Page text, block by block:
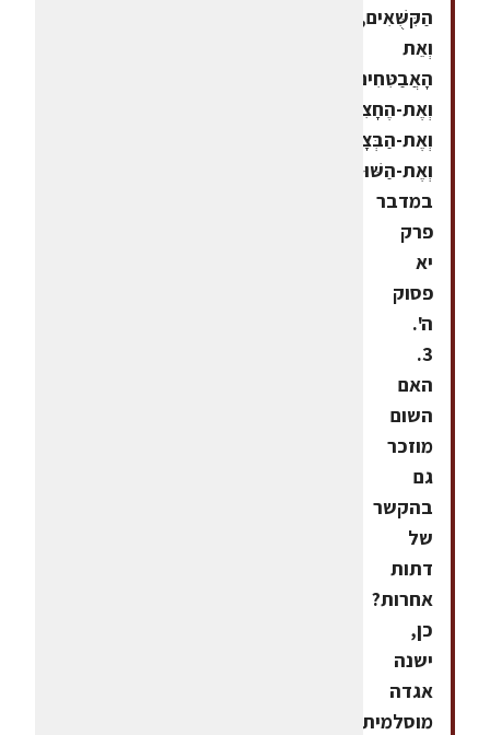
הַקִּשֻּׁאִים,
וְאֵת
הָאֲבַטִּחִים,
וְאֶת-הֶחָצִיר
וְאֶת-הַבְּצָלִים,
וְאֶת-הַשּׁוּמִים",
במדבר
פרק
יא
פסוק
ה'.
3.
האם
השום
מוזכר
גם
בהקשר
של
דתות
אחרות?
כן,
ישנה
אגדה
מוסלמית,